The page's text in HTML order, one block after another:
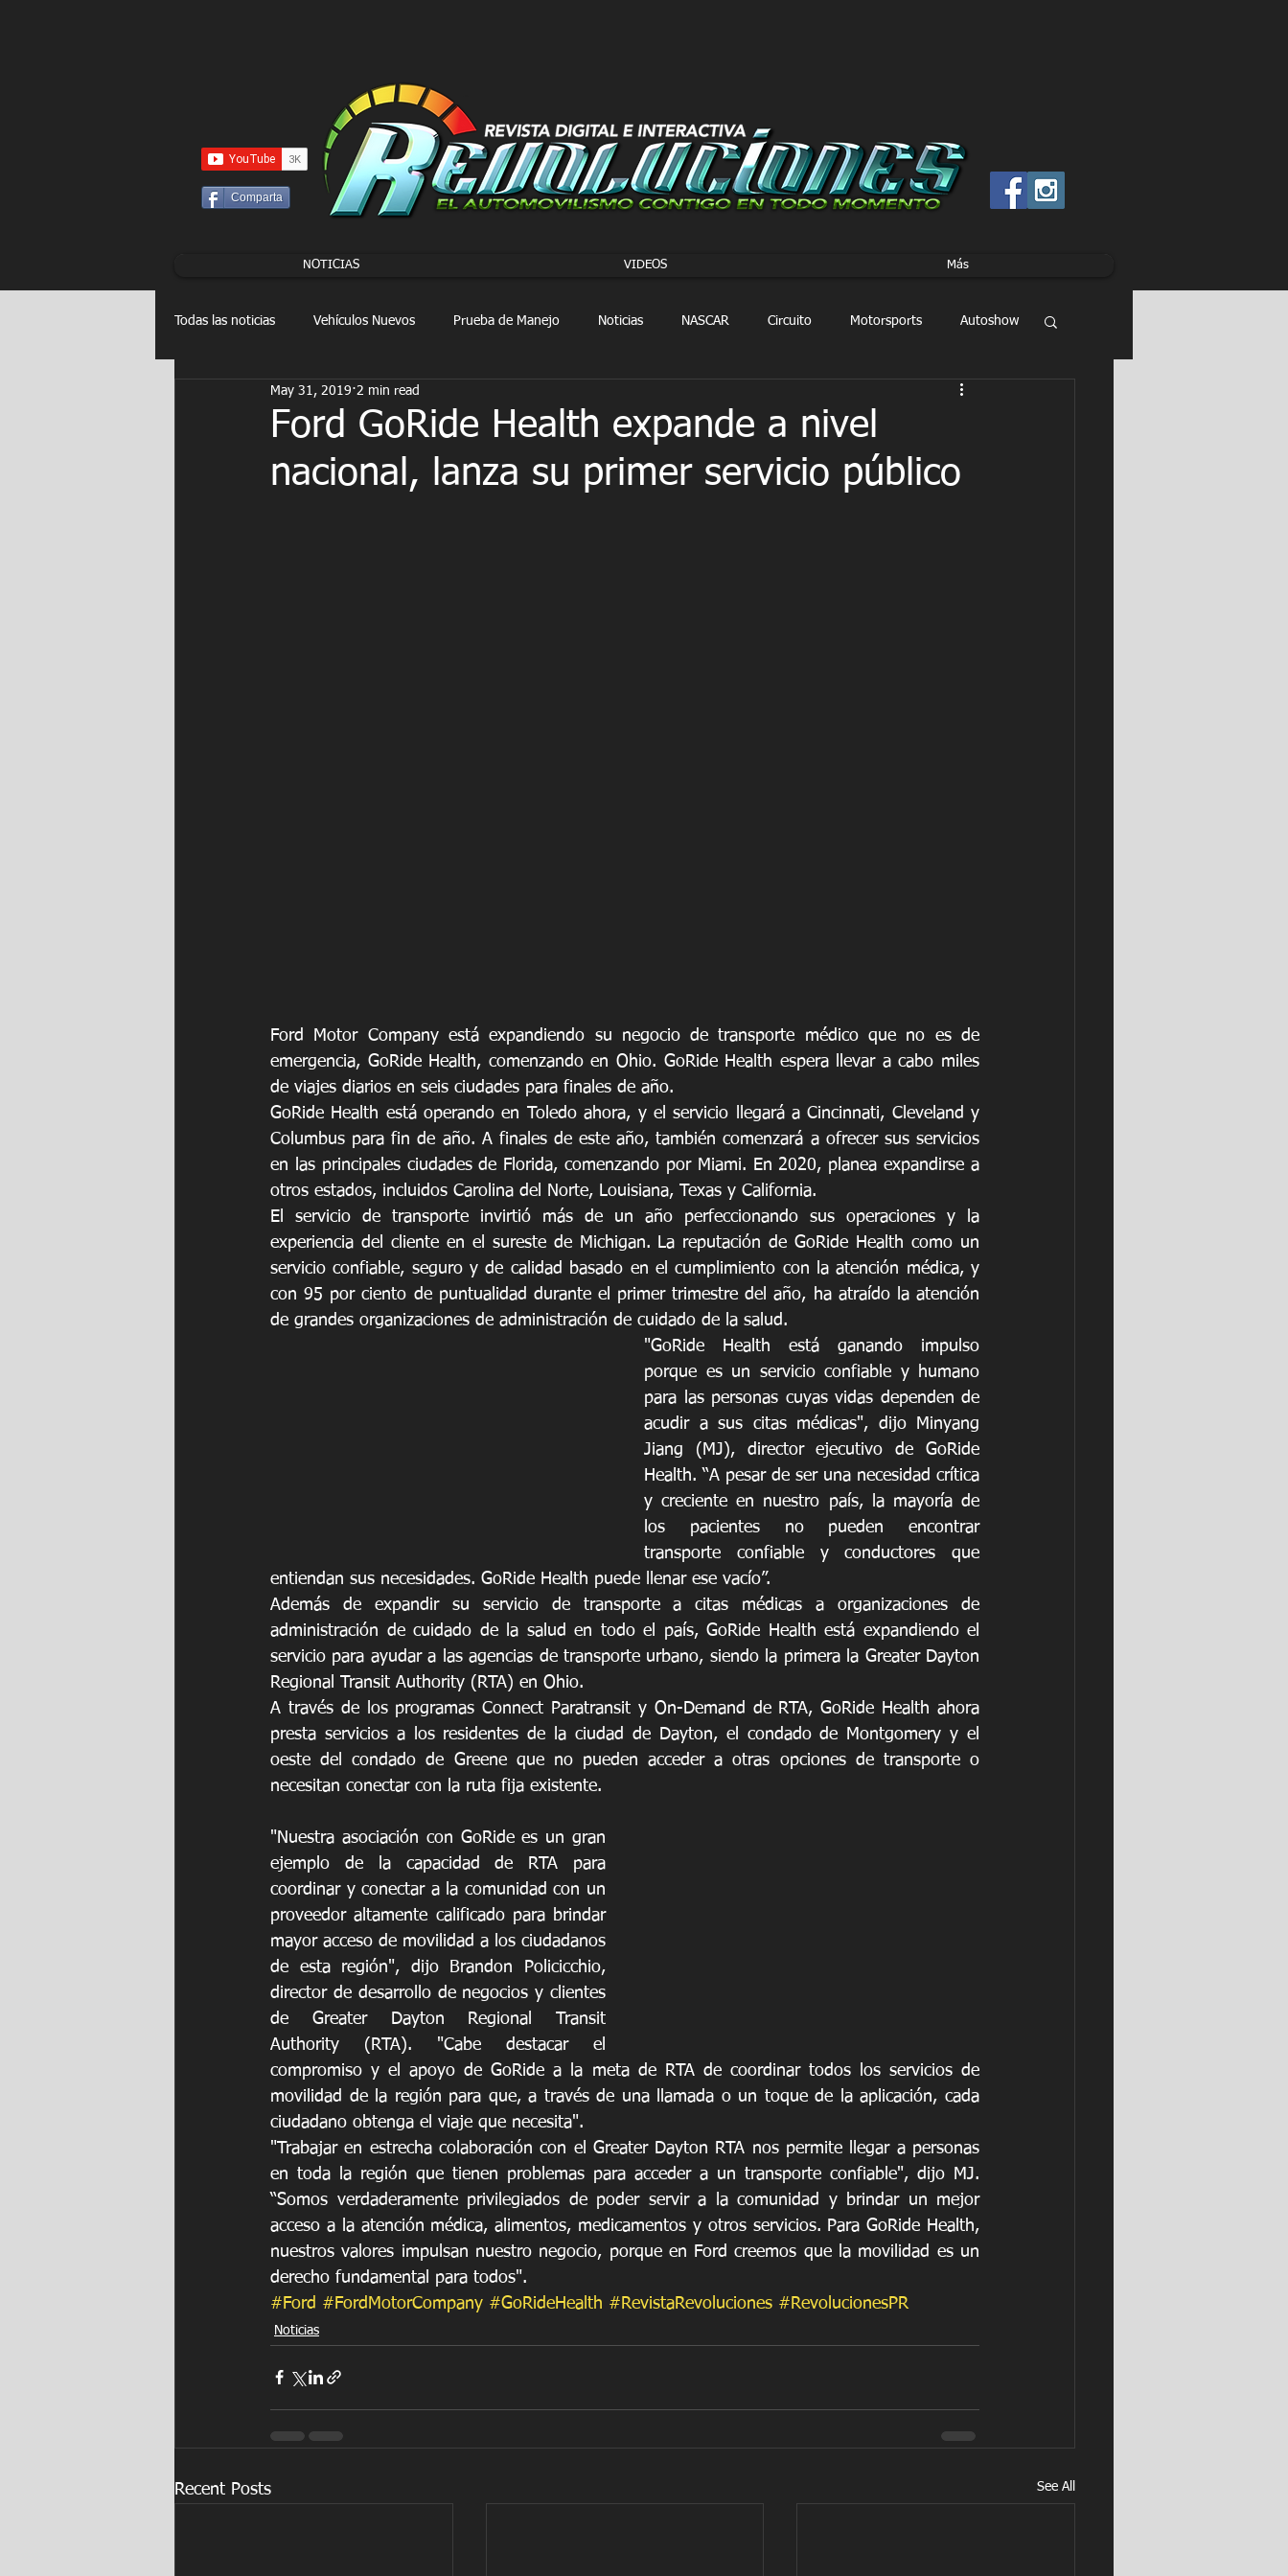
Comparta
NOTICIAS VIDEOS Más
Todas las noticias Vehículos Nuevos Prueba de Manejo Noticias NASCAR Circuito Motorsports Autoshow
Drag Racing FORMULA E
Ford GoRide Health expande a nivel
nacional, lanza su primer servicio público
May 31, 2019 2 min read
Ford Motor Company está expandiendo su negocio de transporte médico que no es de
emergencia, GoRide Health, comenzando en Ohio. GoRide Health espera llevar a cabo miles
de viajes diarios en seis ciudades para finales de año.
GoRide Health está operando en Toledo ahora, y el servicio llegará a Cincinnati, Cleveland y
Columbus para fin de año. A finales de este año, también comenzará a ofrecer sus servicios
en las principales ciudades de Florida, comenzando por Miami. En 2020, planea expandirse a
otros estados, incluidos Carolina del Norte, Louisiana, Texas y California.
El servicio de transporte invirtió más de un año perfeccionando sus operaciones y la
experiencia del cliente en el sureste de Michigan. La reputación de GoRide Health como un
servicio confiable, seguro y de calidad basado en el cumplimiento con la atención médica, y
con 95 por ciento de puntualidad durante el primer trimestre del año, ha atraído la atención
de grandes organizaciones de administración de cuidado de la salud.
"GoRide Health está ganando impulso
porque es un servicio confiable y humano
para las personas cuyas vidas dependen de
acudir a sus citas médicas", dijo Minyang
Jiang (MJ), director ejecutivo de GoRide
Health. “A pesar de ser una necesidad crítica
y creciente en nuestro país, la mayoría de
los pacientes no pueden encontrar
transporte confiable y conductores que
entiendan sus necesidades. GoRide Health puede llenar ese vacío”.
Además de expandir su servicio de transporte a citas médicas a organizaciones de
administración de cuidado de la salud en todo el país, GoRide Health está expandiendo el
servicio para ayudar a las agencias de transporte urbano, siendo la primera la Greater Dayton
Regional Transit Authority (RTA) en Ohio.
A través de los programas Connect Paratransit y On-Demand de RTA, GoRide Health ahora
presta servicios a los residentes de la ciudad de Dayton, el condado de Montgomery y el
oeste del condado de Greene que no pueden acceder a otras opciones de transporte o
necesitan conectar con la ruta fija existente.
"Nuestra asociación con GoRide es un gran
ejemplo de la capacidad de RTA para
coordinar y conectar a la comunidad con un
proveedor altamente calificado para brindar
mayor acceso de movilidad a los ciudadanos
de esta región", dijo Brandon Policicchio,
director de desarrollo de negocios y clientes
de Greater Dayton Regional Transit
Authority (RTA). "Cabe destacar el
compromiso y el apoyo de GoRide a la meta de RTA de coordinar todos los servicios de
movilidad de la región para que, a través de una llamada o un toque de la aplicación, cada
ciudadano obtenga el viaje que necesita".
"Trabajar en estrecha colaboración con el Greater Dayton RTA nos permite llegar a personas
en toda la región que tienen problemas para acceder a un transporte confiable", dijo MJ.
“Somos verdaderamente privilegiados de poder servir a la comunidad y brindar un mejor
acceso a la atención médica, alimentos, medicamentos y otros servicios. Para GoRide Health,
nuestros valores impulsan nuestro negocio, porque en Ford creemos que la movilidad es un
derecho fundamental para todos".
#Ford #FordMotorCompany #GoRideHealth #RevistaRevoluciones #RevolucionesPR
Noticias
Recent Posts See All